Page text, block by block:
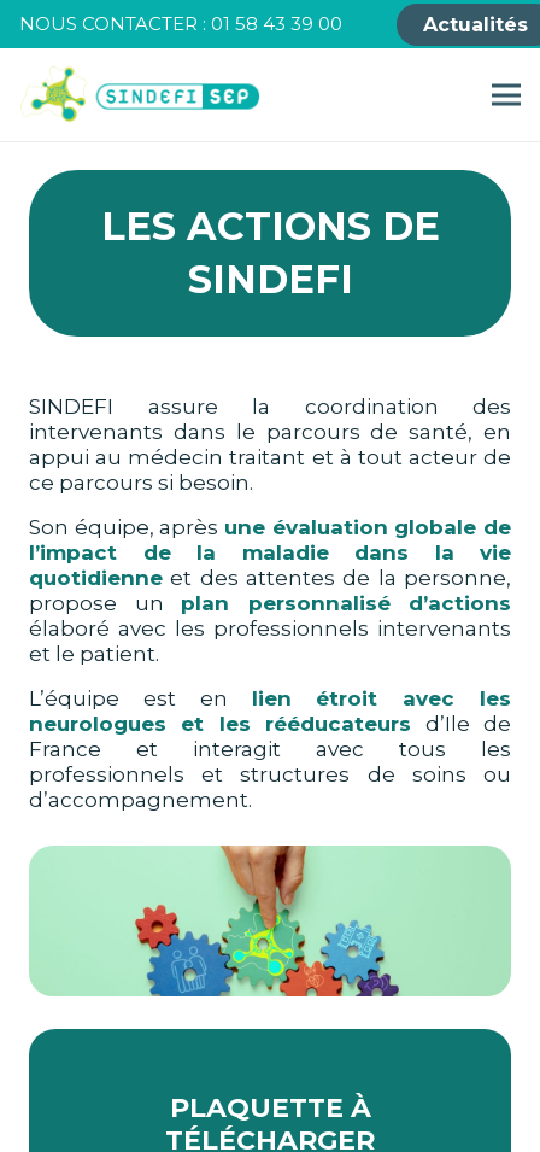
NOUS CONTACTER : 01 58 43 39 00 Actualités
LES ACTIONS DE
SINDEFI
SINDEFI assure la coordination des
intervenants dans le parcours de santé, en
appui au médecin traitant et à tout acteur de
ce parcours si besoin.
Son équipe, après une évaluation globale de
l’impact de la maladie dans la vie
quotidienne et des attentes de la personne,
propose un plan personnalisé d’actions
élaboré avec les professionnels intervenants
et le patient.
L’équipe est en lien étroit avec les
neurologues et les rééducateurs d’Ile de
France et interagit avec tous les
professionnels et structures de soins ou
d’accompagnement.
PLAQUETTE À
TÉLÉCHARGER